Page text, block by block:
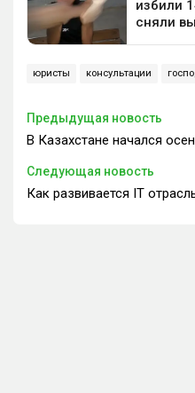
юристы консультации
Предыдущая новость
В Казахстане начался
Следующая новость
Как развивается IT